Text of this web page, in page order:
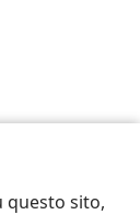
questo sito,